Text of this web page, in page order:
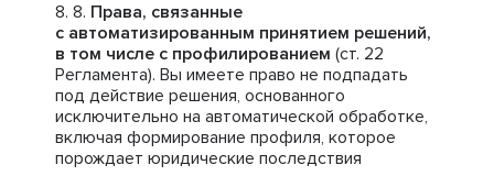
Права, связанные
с автоматизированным принятием решений,
в том числе с профилированием (ст. 22
Регламента). Вы имеете право не подпадать
под действие решения, основанного
исключительно на автоматической обработке,
включая формирование профиля, которое
порождает юридические последствия